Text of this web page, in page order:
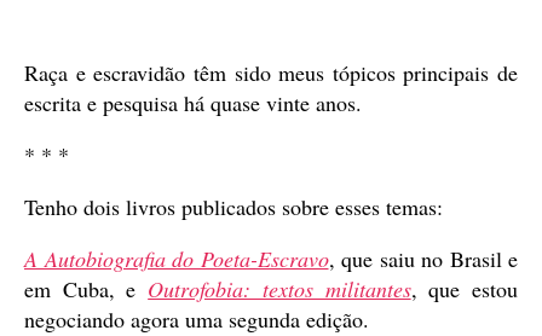
Raça e escravidão têm sido meus tópicos principais de
escrita e pesquisa há quase vinte anos.
* * *
Tenho dois livros publicados sobre esses temas:
A Autobiografia do Poeta-Escravo, que saiu no Brasil e
em Cuba, e Outrofobia: textos militantes, que estou
negociando agora uma segunda edição.